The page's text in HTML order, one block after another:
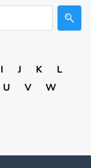
I J K
L
U V
W